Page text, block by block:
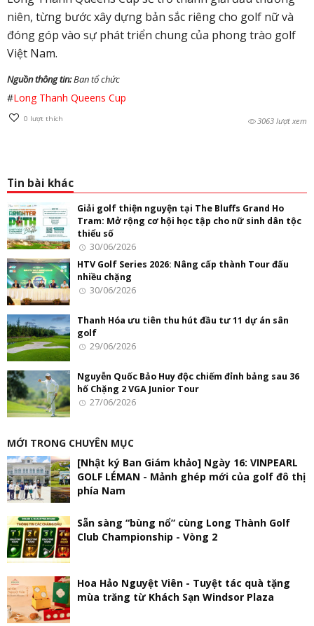
niên, từng bước xây dựng bản sắc riêng cho golf nữ và
đóng góp vào sự phát triển chung của phong trào golf
Việt Nam.
Nguồn thông tin:Ban tổ chức
#Long Thanh Queens Cup
0 lượt thích 3063 lượt xem
Tin bài khác
Giải golf thiện nguyện tại The Bluffs Grand Ho
Tram: Mở rộng cơ hội học tập cho nữ sinh dân tộc
thiểu số
30/06/2026
HTV Golf Series 2026: Nâng cấp thành Tour đấu
nhiều chặng
30/06/2026
Thanh Hóa ưu tiên thu hút đầu tư 11 dự án sân
golf
29/06/2026
Nguyễn Quốc Bảo Huy độc chiếm đỉnh bảng sau 36
hố Chặng 2 VGA Junior Tour
27/06/2026
MỚI TRONG CHUYÊN MỤC
[Nhật ký Ban Giám khảo] Ngày 16: VINPEARL
GOLF LÉMAN - Mảnh ghép mới của golf đô thị
phía Nam
Sẵn sàng “bùng nổ” cùng Long Thành Golf
Club Championship - Vòng 2
Hoa Hảo Nguyệt Viên - Tuyệt tác quà tặng
mùa trăng từ Khách Sạn Windsor Plaza